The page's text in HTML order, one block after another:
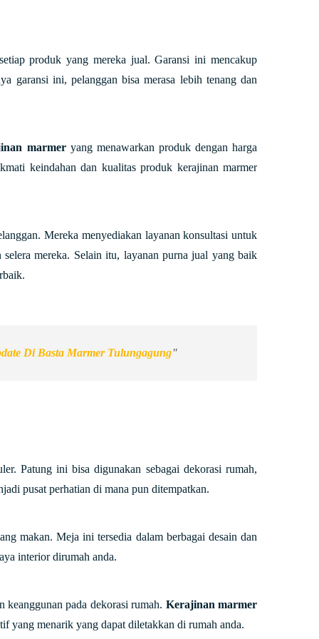
produk yang mereka jual. Garansi ini mencakup
garansi ini, pelanggan bisa merasa lebih tenang dan
marmeryang menawarkan produk dengan harga
keindahan dan kualitas produk kerajinan marmer
Mereka menyediakan layanan konsultasi untuk
mereka. Selain itu, layanan purna jual yang baik
Di Basta Marmer Tulungagung"
Patung ini bisa digunakan sebagai dekorasi rumah,
pusat perhatian di mana pun ditempatkan.
makan. Meja ini tersedia dalam berbagai desain dan
interior dirumah anda.
keanggunan pada dekorasi rumah. Kerajinan marmer
yang menarik yang dapat diletakkan di rumah anda.